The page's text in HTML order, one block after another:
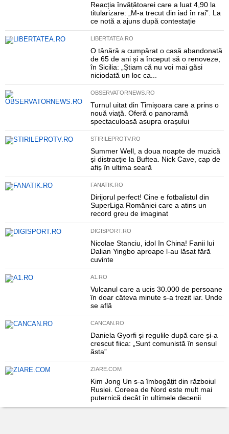
Reacția învățătoarei care a luat 4,90 la
titularizare: „M-a trecut din iad în rai”. La
ce notă a ajuns după contestație
LIBERTATEA.RO
O tânără a cumpărat o casă abandonată
de 65 de ani și a început să o renoveze,
în Sicilia: „Știam că nu voi mai găsi
niciodată un loc ca...
OBSERVATORNEWS.RO
Turnul uitat din Timișoara care a prins o
nouă viață. Oferă o panoramă
spectaculoasă asupra orașului
STIRILEPROTV.RO
Summer Well, a doua noapte de muzică
și distracție la Buftea. Nick Cave, cap de
afiș în ultima seară
FANATIK.RO
Dirijorul perfect! Cine e fotbalistul din
SuperLiga României care a atins un
record greu de imaginat
DIGISPORT.RO
Nicolae Stanciu, idol în China! Fanii lui
Dalian Yingbo aproape l-au lăsat fără
cuvinte
A1.RO
Vulcanul care a ucis 30.000 de persoane
în doar câteva minute s-a trezit iar. Unde
se află
CANCAN.RO
Daniela Gyorfi și regulile după care și-a
crescut fiica: „Sunt comunistă în sensul
ăsta”
ZIARE.COM
Kim Jong Un s-a îmbogățit din războiul
Rusiei. Coreea de Nord este mult mai
puternică decât în ultimele decenii